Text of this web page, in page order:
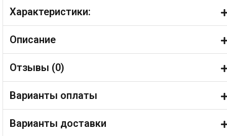
Характеристики:
Описание
Отзывы (0)
Варианты оплаты
Варианты доставки